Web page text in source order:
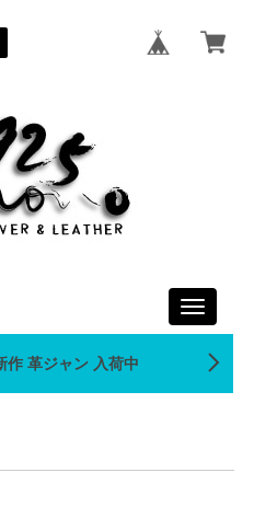
Toggle
作 革ジャン 入荷中